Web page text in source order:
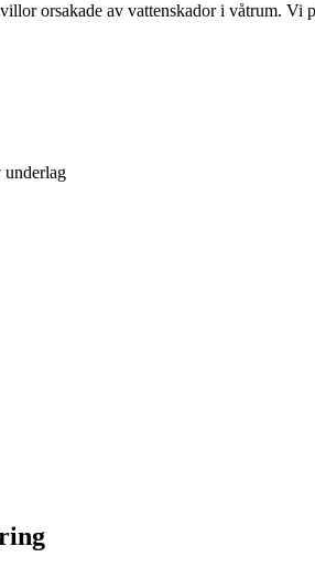
orsakade av vattenskador i våtrum.
underlag